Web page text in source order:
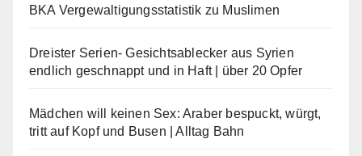
BKA Vergewaltigungsstatistik zu Muslimen
Dreister Serien- Gesichtsablecker aus Syrien
endlich geschnappt und in Haft | über 20 Opfer
Mädchen will keinen Sex: Araber bespuckt, würgt,
tritt auf Kopf und Busen | Alltag Bahn